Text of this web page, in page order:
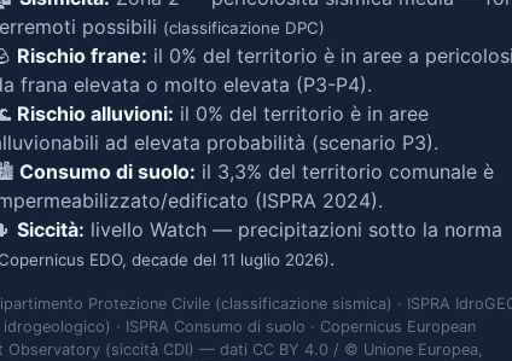
possibili (classificazione DPC)
Rischio frane: il 0% del territorio è in aree a
frana elevata o molto elevata (P3-P4).
Rischio alluvioni: il 0% del territorio è in aree
ad elevata probabilità (scenario P3).
Consumo di suolo: il 3,3% del territorio comunale è
edificato (ISPRA 2024).
Siccità: livello Watch — precipitazioni sotto la norma
EDO, decade del 11 luglio 2026).
Protezione Civile (classificazione sismica) · ISPRA
· ISPRA Consumo di suolo · Copernicus European
Observatory (siccità CDI) — dati CC BY 4.0 / © Unione Europea,